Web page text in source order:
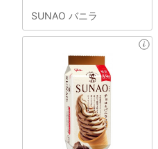
SUNAO バニラ